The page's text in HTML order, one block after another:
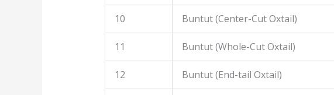
10 Buntut (Center-Cut Oxtail)
11 Buntut (Whole-Cut Oxtail)
12 Buntut (End-tail Oxtail)